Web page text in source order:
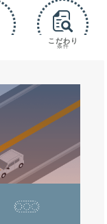
こだわり
条件